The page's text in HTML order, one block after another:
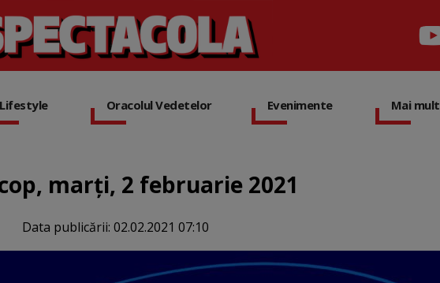
Lifestyle Oracolul Vedetelor Evenimente Mai mult
marți, 2 februarie 2021
Data publicării: 02.02.2021 07:10